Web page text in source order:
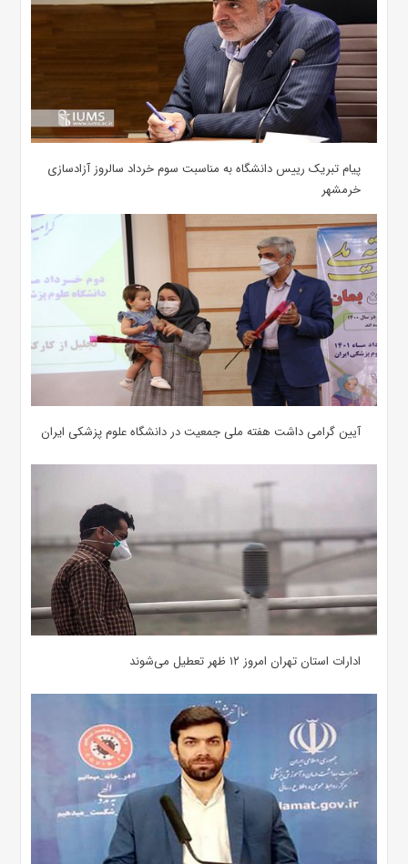
پیام تبریک رییس دانشگاه به مناسبت سوم خرداد سالروز آزادسازی
خرمشهر
آیین گرامی داشت هفته ملی جمعیت در دانشگاه علوم پزشکی ایران
ادارات استان تهران امروز ۱۲ ظهر تعطیل می‌شوند